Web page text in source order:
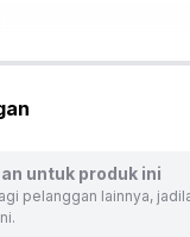
cm x 3.5 cm x 12 cm
12.0 x 3.0 x 12.0 cm
untuk produk ini
pelanggan lainnya,